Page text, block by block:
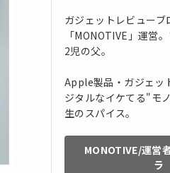
ガジェットレビューブ
「MONOTIVE」運営
2児の父。
Apple製品・ガジェッ
ジタルなイケてる"モ
生のスパイス。
MONOTIVE/運営
ラ